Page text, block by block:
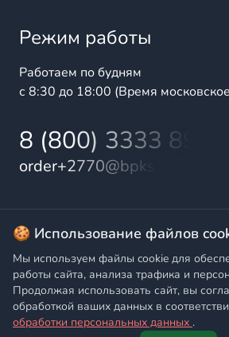
Режим работы
Работаем по будням
с 8:30 до 18:00 (Время
8 (800) 3333 899
order+2770@bpks.ru
© 2025 БалтПромКомплект —
высококачественной продукции
бытового
Политика конфиденциальности,
персональных
🍪 Использование файлов
Мы используем файлы cookie для
работы сайта, анализа трафика и
Продолжая использовать сайт, вы
обработкой ваших данных в
обработки персональных данных .